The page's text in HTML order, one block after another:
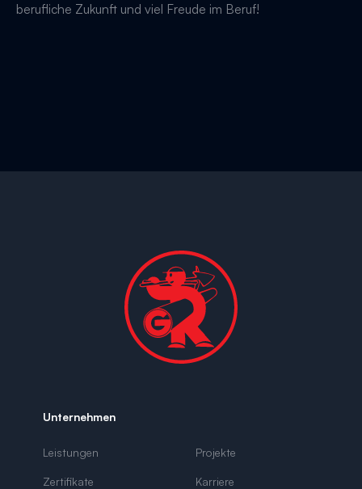
berufliche Zukunft und viel Freude im Beruf!
Unternehmen
Leistungen Projekte
Zertifikate Karriere